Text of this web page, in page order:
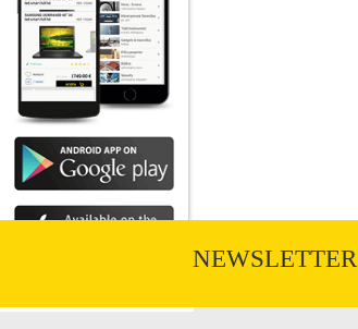
NEWSLETTER